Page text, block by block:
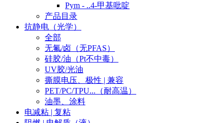
Pym - ..4-甲基吡啶
产品目录
抗静电（光学）
全部
无氟/卤（无PFAS）
硅胶/油（Pt不中毒）
UV胶/光油
撕膜电压、极性 | 兼容
PET/PC/TPU...（耐高温）
油墨、涂料
电减粘 | 复粘